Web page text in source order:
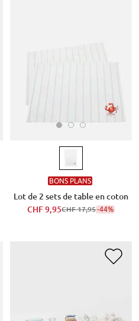
BONS PLANS
Lot de 2 sets de table en coton
CHF 9,95CHF 17,95-44%